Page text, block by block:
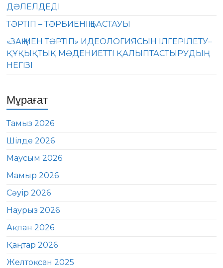
ДӘЛЕЛДЕДІ
ТӘРТІП – ТӘРБИЕНІҢ БАСТАУЫ
«ЗАҢ МЕН ТӘРТІП» ИДЕОЛОГИЯСЫН ІЛГЕРІЛЕТУ–
ҚҰҚЫҚТЫҚ МӘДЕНИЕТТІ ҚАЛЫПТАСТЫРУДЫҢ
НЕГІЗІ
Мұрағат
Тамыз 2026
Шілде 2026
Маусым 2026
Мамыр 2026
Сәуір 2026
Наурыз 2026
Ақпан 2026
Қаңтар 2026
Желтоқсан 2025